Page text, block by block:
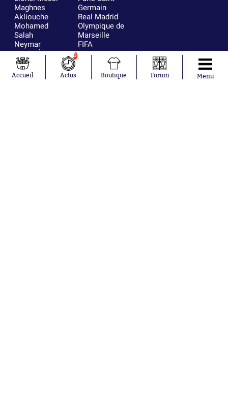
Maghnes
Akliouche
Mohamed
Salah
Neymar
Julián Álvarez
Ferrán Torres
Kilian Corredor
Germain
Real Madrid
Olympique de
Marseille
FIFA
FC Barcelone
Argentine
Olympique
lyonnais
Accueil
3
Actus Boutique Forum Menu